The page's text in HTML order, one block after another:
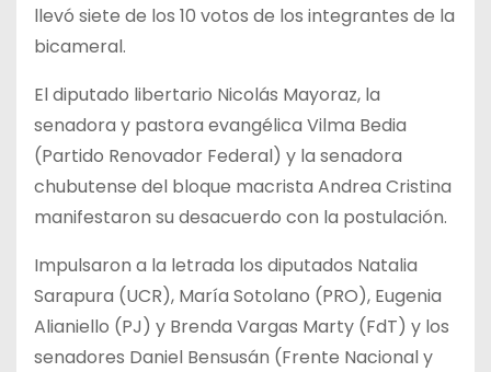
llevó siete de los 10 votos de los integrantes de la
bicameral.
El diputado libertario Nicolás Mayoraz, la
senadora y pastora evangélica Vilma Bedia
(Partido Renovador Federal) y la senadora
chubutense del bloque macrista Andrea Cristina
manifestaron su desacuerdo con la postulación.
Impulsaron a la letrada los diputados Natalia
Sarapura (UCR), María Sotolano (PRO), Eugenia
Alianiello (PJ) y Brenda Vargas Marty (FdT) y los
senadores Daniel Bensusán (Frente Nacional y